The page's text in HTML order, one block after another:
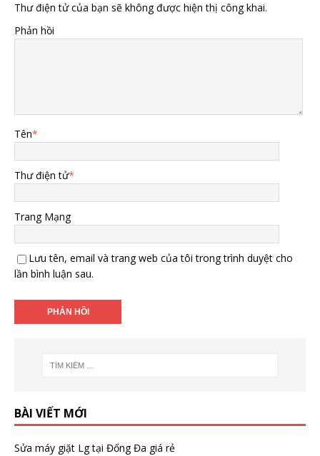
Thư điện tử của bạn sẽ không được hiện thị công khai.
Phản hồi
Tên*
Thư điện tử*
Trang Mạng
Lưu tên, email và trang web của tôi trong trình duyệt cho
lần bình luận sau.
BÀI VIẾT MỚI
Sửa máy giặt Lg tại Đống Đa giá rẻ